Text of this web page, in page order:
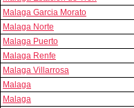
Malaga Garcia Morato
Malaga Norte
Malaga Puerto
Malaga Renfe
Malaga Villarrosa
Malaga
Malaga